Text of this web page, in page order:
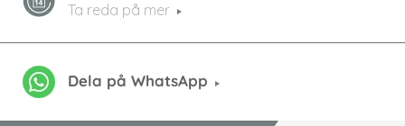
Ta reda på mer
Dela på WhatsApp